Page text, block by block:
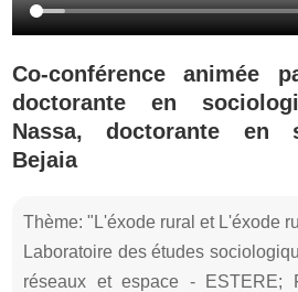
Co-conférence animée
doctorante en
Nassa, doctorante en
Bejaia
Thème: "L'éxode rural et L'éxode
Laboratoire des études
réseaux et espace - ESTERE;